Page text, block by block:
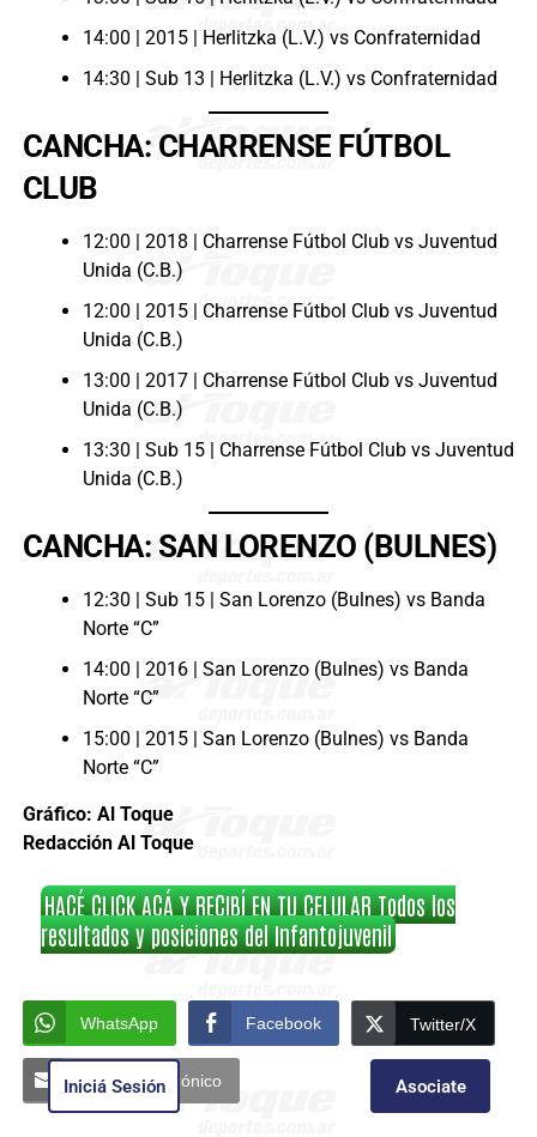
14:00 | 2015 | Herlitzka (L.V.) vs Confraternidad
14:30 | Sub 13 | Herlitzka (L.V.) vs Confraternidad
CANCHA: CHARRENSE FÚTBOL
CLUB
12:00 | 2018 | Charrense Fútbol Club vs Juventud
Unida (C.B.)
12:00 | 2015 | Charrense Fútbol Club vs Juventud
Unida (C.B.)
13:00 | 2017 | Charrense Fútbol Club vs Juventud
Unida (C.B.)
13:30 | Sub 15 | Charrense Fútbol Club vs Juventud
Unida (C.B.)
CANCHA: SAN LORENZO (BULNES)
12:30 | Sub 15 | San Lorenzo (Bulnes) vs Banda
Norte “C”
14:00 | 2016 | San Lorenzo (Bulnes) vs Banda
Norte “C”
15:00 | 2015 | San Lorenzo (Bulnes) vs Banda
Norte “C”
Gráfico: Al Toque
Redacción Al Toque
HACÉ CLICK ACÁ Y RECIBÍ EN TU CELULAR Todos los
resultados y posiciones del Infantojuvenil
WhatsApp Facebook Twitter/X
Correo Electrónico Asociate
Iniciá Sesión